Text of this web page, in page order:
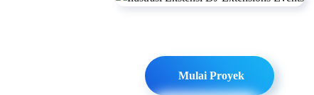
Mulai Proyek